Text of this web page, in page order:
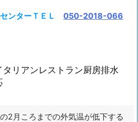
センターＴＥＬ 050-2018-066
リアンレストラン厨房排水
2月ころまでの外気温が低下する